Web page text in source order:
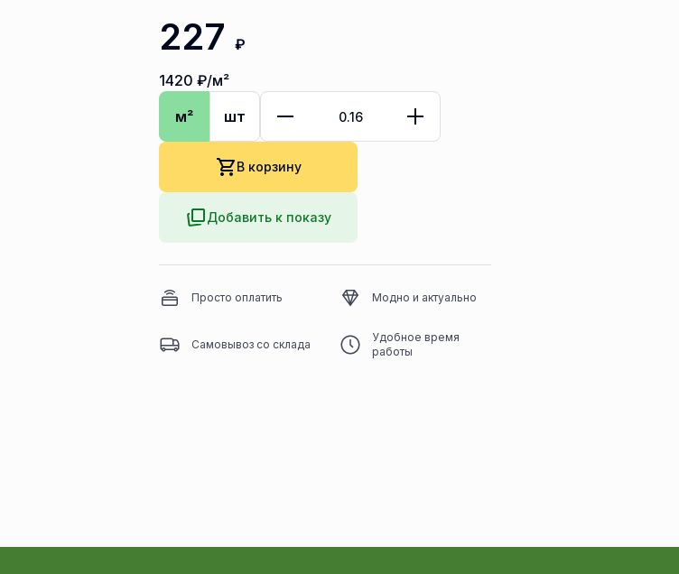
227 ₽
1420 ₽/м²
м²
шт
В корзину
Добавить к показу
Просто оплатить Модно и актуально
Самовывоз со склада
Удобное время
работы